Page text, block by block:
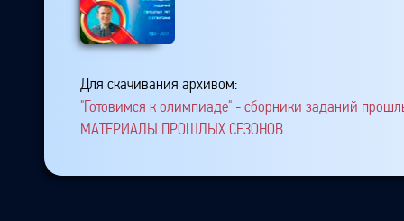
Для скачивания архивом:
"Готовимся к олимпиаде" - сборники заданий
МАТЕРИАЛЫ ПРОШЛЫХ СЕЗОНОВ